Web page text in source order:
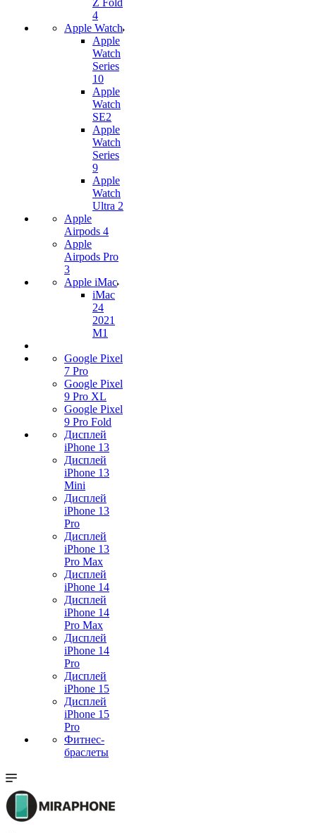
Z Fold
4
Apple Watch
Apple
Watch
Series
10
Apple
Watch
SE2
Apple
Watch
Series
9
Apple
Watch
Ultra 2
Apple
Airpods 4
Apple
Airpods Pro
3
Apple iMac
iMac
24
2021
M1
Google Pixel
7 Pro
Google Pixel
9 Pro XL
Google Pixel
9 Pro Fold
Дисплей
iPhone 13
Дисплей
iPhone 13
Mini
Дисплей
iPhone 13
Pro
Дисплей
iPhone 13
Pro Max
Дисплей
iPhone 14
Дисплей
iPhone 14
Pro Max
Дисплей
iPhone 14
Pro
Дисплей
iPhone 15
Дисплей
iPhone 15
Pro
Фитнес-
браслеты